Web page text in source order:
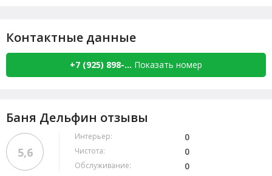
Контактные данные
+7 (925) 898-... Показать номер
Баня Дельфин отзывы
5,6
Интерьер: 0
Чистота: 0
Обслуживание: 0